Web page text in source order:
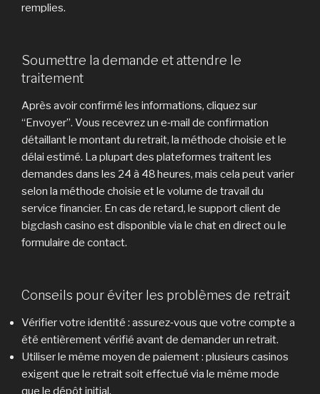
remplies.
Soumettre la demande et attendre le
traitement
Après avoir confirmé les informations, cliquez sur
“Envoyer”. Vous recevrez un e‑mail de confirmation
détaillant le montant du retrait, la méthode choisie et le
délai estimé. La plupart des plateformes traitent les
demandes dans les 24 à 48 heures, mais cela peut varier
selon la méthode choisie et le volume de travail du
service financier. En cas de retard, le support client de
bigclash casino est disponible via le chat en direct ou le
formulaire de contact.
Conseils pour éviter les problèmes de retrait
Vérifier votre identité : assurez‑vous que votre compte a
été entièrement vérifié avant de demander un retrait.
Utiliser le même moyen de paiement : plusieurs casinos
exigent que le retrait soit effectué via le même mode
que le dépôt initial.